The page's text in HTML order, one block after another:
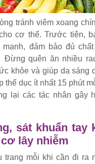
tránh viêm xoang
cơ thể. Trước tiên,
đảm bảo đủ
Đừng quên ăn nhiều
khỏe và giúp da sáng
thể dục ít nhất 15 phút
lại các tác nhân gây
sát khuẩn tay
lây nhiễm
trang mỗi khi cần đi ra